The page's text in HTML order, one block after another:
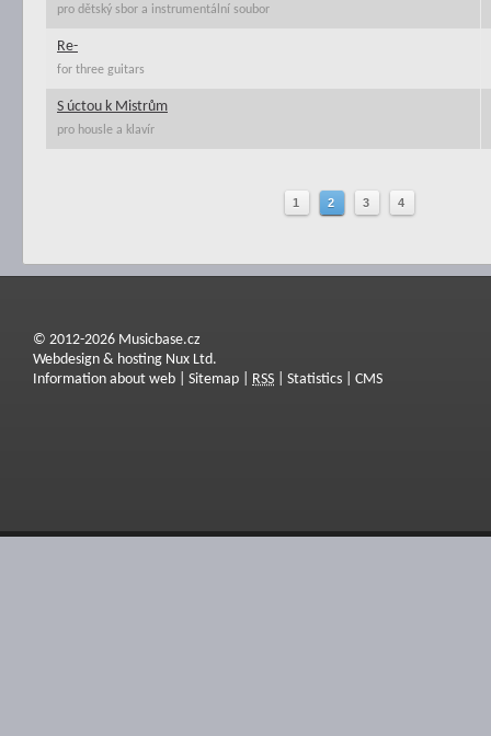
pro dětský sbor a instrumentální soubor
Re-
for three guitars
S úctou k Mistrům
pro housle a klavír
1 2 3 4
© 2012-2026 Musicbase.cz
Webdesign & hosting Nux Ltd.
Information about web
Sitemap RSS Statistics CMS